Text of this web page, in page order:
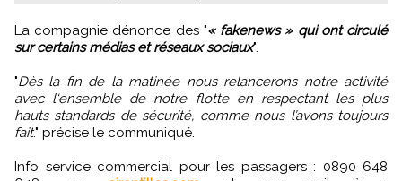
La compagnie dénonce des "« fakenews » qui ont circulé
sur certains médias et réseaux sociaux".
"Dès la fin de la matinée nous relancerons notre activité
avec l‘ensemble de notre flotte en respectant les plus
hauts standards de sécurité, comme nous l’avons toujours
fait." précise le communiqué.
Info service commercial pour les passagers : 0890 648